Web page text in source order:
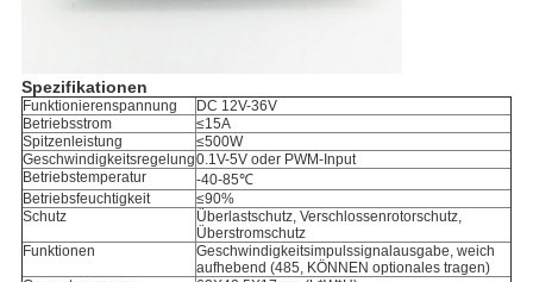
Spezifikationen
Funktionierenspannung
DC 12V-36V
Betriebsstrom
≤15A
Spitzenleistung
≤500W
Geschwindigkeitsregelung0.1V-5V oder PWM-Input
Betriebstemperatur
-40-85℃
Betriebsfeuchtigkeit
≤90%
Schutz
Überlastschutz, Verschlossenrotorschutz,
Überstromschutz
Funktionen
Geschwindigkeitsimpulssignalausgabe, weich
aufhebend (485, KÖNNEN optionales tragen)